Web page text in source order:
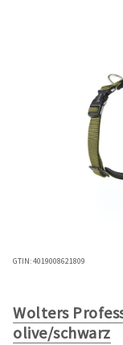
GTIN:4019008621809
Wolters
olive/schwarz